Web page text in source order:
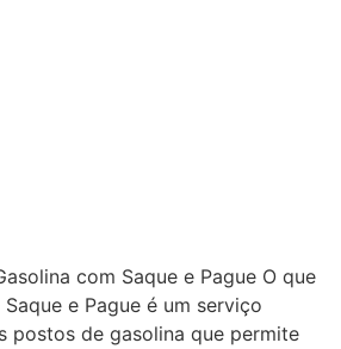
com Saque e Pague O que
e Pague é um serviço
postos de gasolina que permite